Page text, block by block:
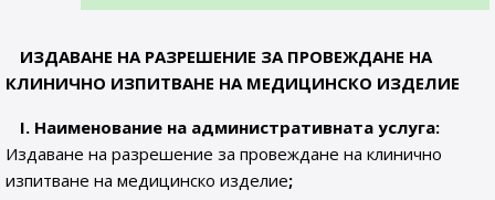
ИЗДАВАНЕ НА РАЗРЕШЕНИЕ ЗА ПРОВЕЖДАНЕ НА
КЛИНИЧНО ИЗПИТВАНЕ НА МЕДИЦИНСКО ИЗДЕЛИЕ
І. Наименование на административната услуга:
Издаване на разрешение за провеждане на клинично
изпитване на медицинско изделие;